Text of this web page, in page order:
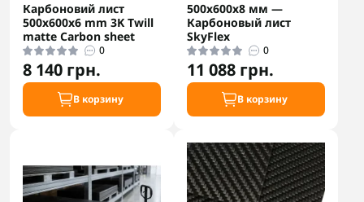
Карбоновий лист
500х600x6 mm 3K Twill
matte Carbon sheet
0
8 140 грн.
В корзину
500х600х8 мм —
Карбоновый лист
SkyFlex
0
11 088 грн.
В корзину